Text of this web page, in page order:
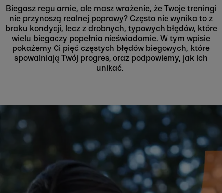
Biegasz regularnie, ale masz wrażenie, że Twoje treningi
nie przynoszą realnej poprawy? Często nie wynika to z
braku kondycji, lecz z drobnych, typowych błędów, które
wielu biegaczy popełnia nieświadomie. W tym wpisie
pokażemy Ci pięć częstych błędów biegowych, które
spowalniają Twój progres, oraz podpowiemy, jak ich
unikać.